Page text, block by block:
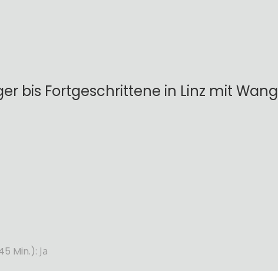
bis Fortgeschrittene in Linz mit Wang
Min.): Ja